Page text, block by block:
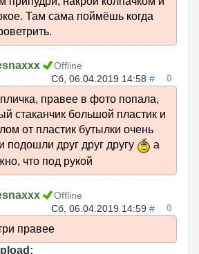
Там сама поймёшь когда
Offline
Сб, 06.04.2019 14:58 # 0
правее в фото попала,
стаканчик большой пластик и
от пластик бутылки очень
подошли друг друг другу
а
что под рукой
Offline
Сб, 06.04.2019 14:59 # 0
правее